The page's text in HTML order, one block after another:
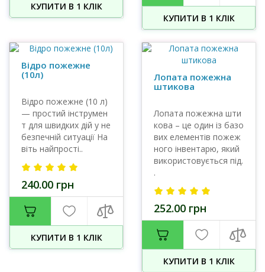
КУПИТИ В 1 КЛIК
КУПИТИ В 1 КЛIК
Відро пожежне
(10л)
Відро пожежне (10 л)
— простий інструмен
т для швидких дій у не
безпечній ситуації На
віть найпрості..
240.00 грн
КУПИТИ В 1 КЛIК
Лопата пожежна
штикова
Лопата пожежна шти
кова – це один із базо
вих елементів пожеж
ного інвентарю, який
використовується під.
.
252.00 грн
КУПИТИ В 1 КЛIК